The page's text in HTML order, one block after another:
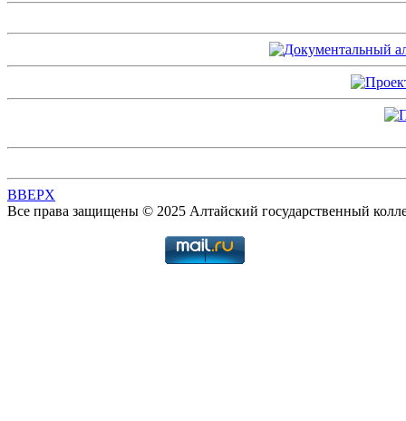
BBEPX
Все права защищены © 2025 Алтайский государственный